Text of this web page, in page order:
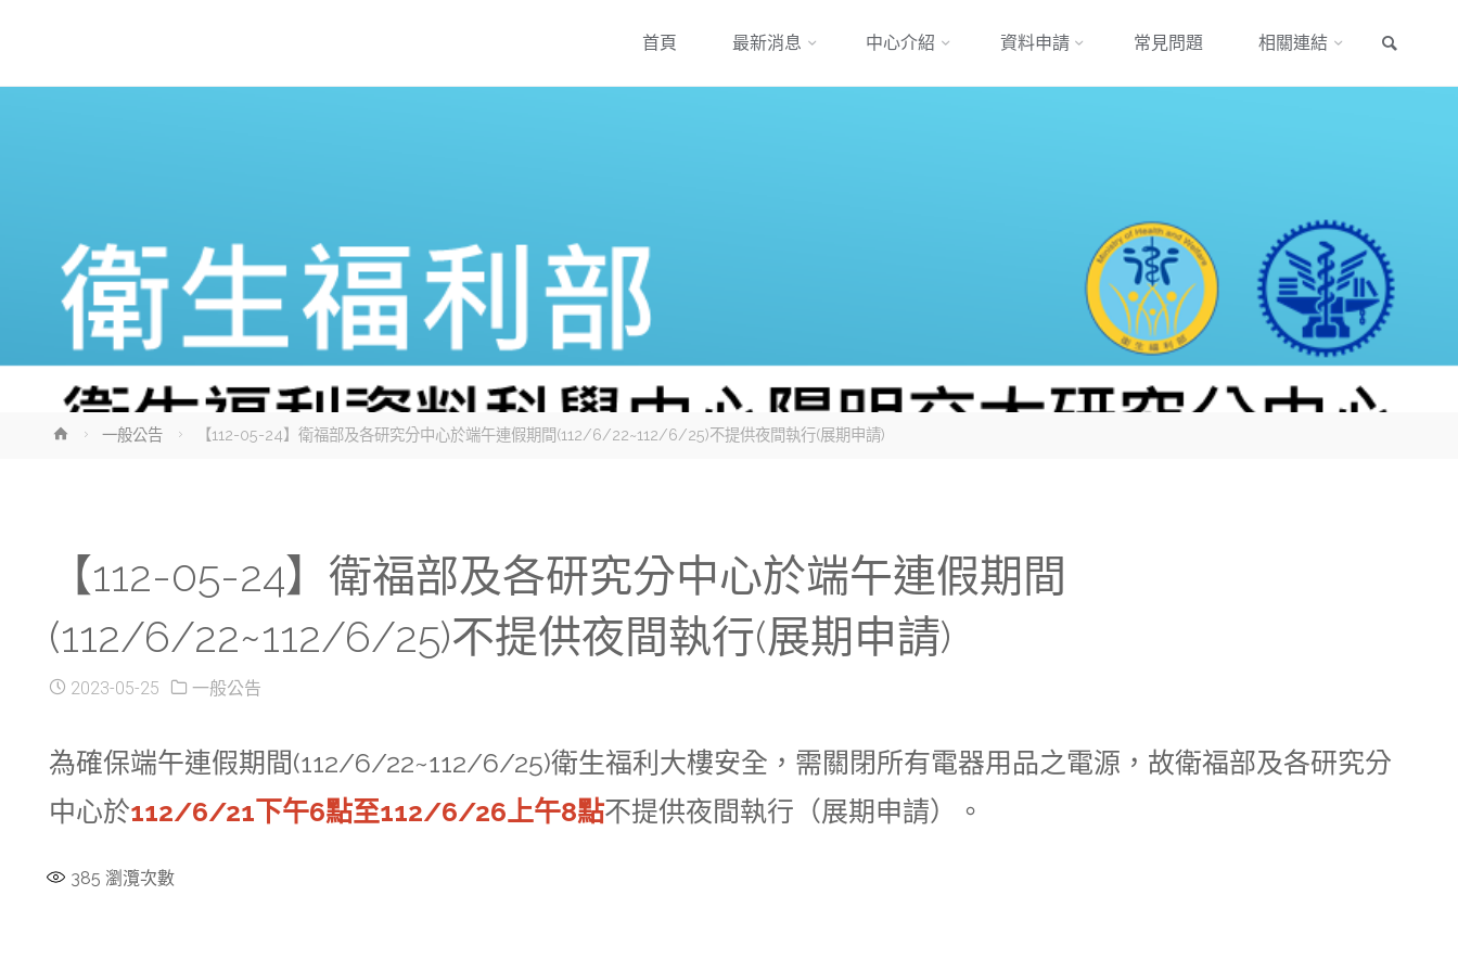
跳
到
首頁 最新消息 中心介紹 資料申請 常見問題 相關連結
Home一般公告 【112-05-24】衛福部及各研究分中心於端午連假期間(112/6/22~112/6/25)不提供夜間執行(展期申請)
【112-05-24】衛福部及各研究分中心於端午連假期間
(112/6/22~112/6/25)不提供夜間執行(展期申請)
2023-05-25 一般公告
為確保端午連假期間(112/6/22~112/6/25)衛生福利大樓安全，需關閉所有電器用品之電源，故衛福部及各研究分
中心於112/6/21下午6點至112/6/26上午8點不提供夜間執行（展期申請）。
385 瀏灠次數